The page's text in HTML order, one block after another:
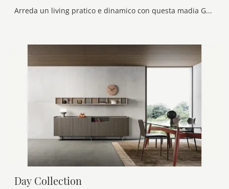
Arreda un living pratico e dinamico con questa madia Gubia di Alf Da Frè: scopri le più esclusive Madie in legno.
Day Collection